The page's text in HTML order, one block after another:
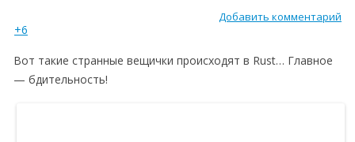
Добавить комментарий
+6
Вот такие странные вещички происходят в Rust… Главное
— бдительность!